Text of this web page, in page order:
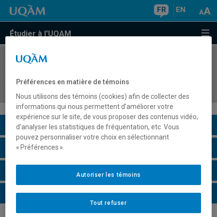
FR EN
Étudier à l'UQAM
COURS//
communication vidéo
Description du cours
Horaire - Été 2026
Horaire - Automne 2026
Horaire - Hiver 2027
Préférences en matière de témoins
Nous utilisons des témoins (cookies) afin de collecter des
informations qui nous permettent d’améliorer votre
expérience sur le site, de vous proposer des contenus vidéo,
d’analyser les statistiques de fréquentation, etc. Vous
pouvez personnaliser votre choix en sélectionnant
« Préférences ».
Tout refuser
Autoriser les témoins